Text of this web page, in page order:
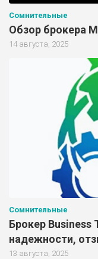
Сомнительные
Обзор брокера
14 августа, 2025
Сомнительные
Брокер Business
надежности,
13 августа, 2025